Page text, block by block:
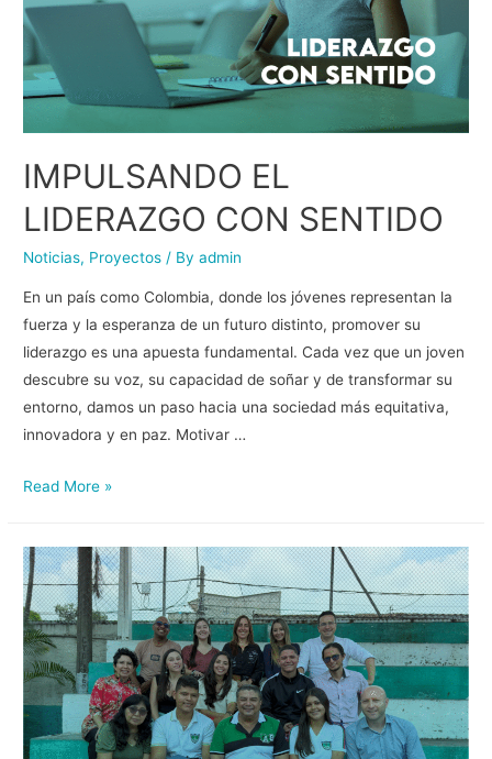
IMPULSANDO EL
LIDERAZGO CON SENTIDO
Noticias, Proyectos / Byadmin
En un país como Colombia, donde los jóvenes representan la
fuerza y la esperanza de un futuro distinto, promover su
liderazgo es una apuesta fundamental. Cada vez que un joven
descubre su voz, su capacidad de soñar y de transformar su
entorno, damos un paso hacia una sociedad más equitativa,
innovadora y en paz. Motivar …
Read More »